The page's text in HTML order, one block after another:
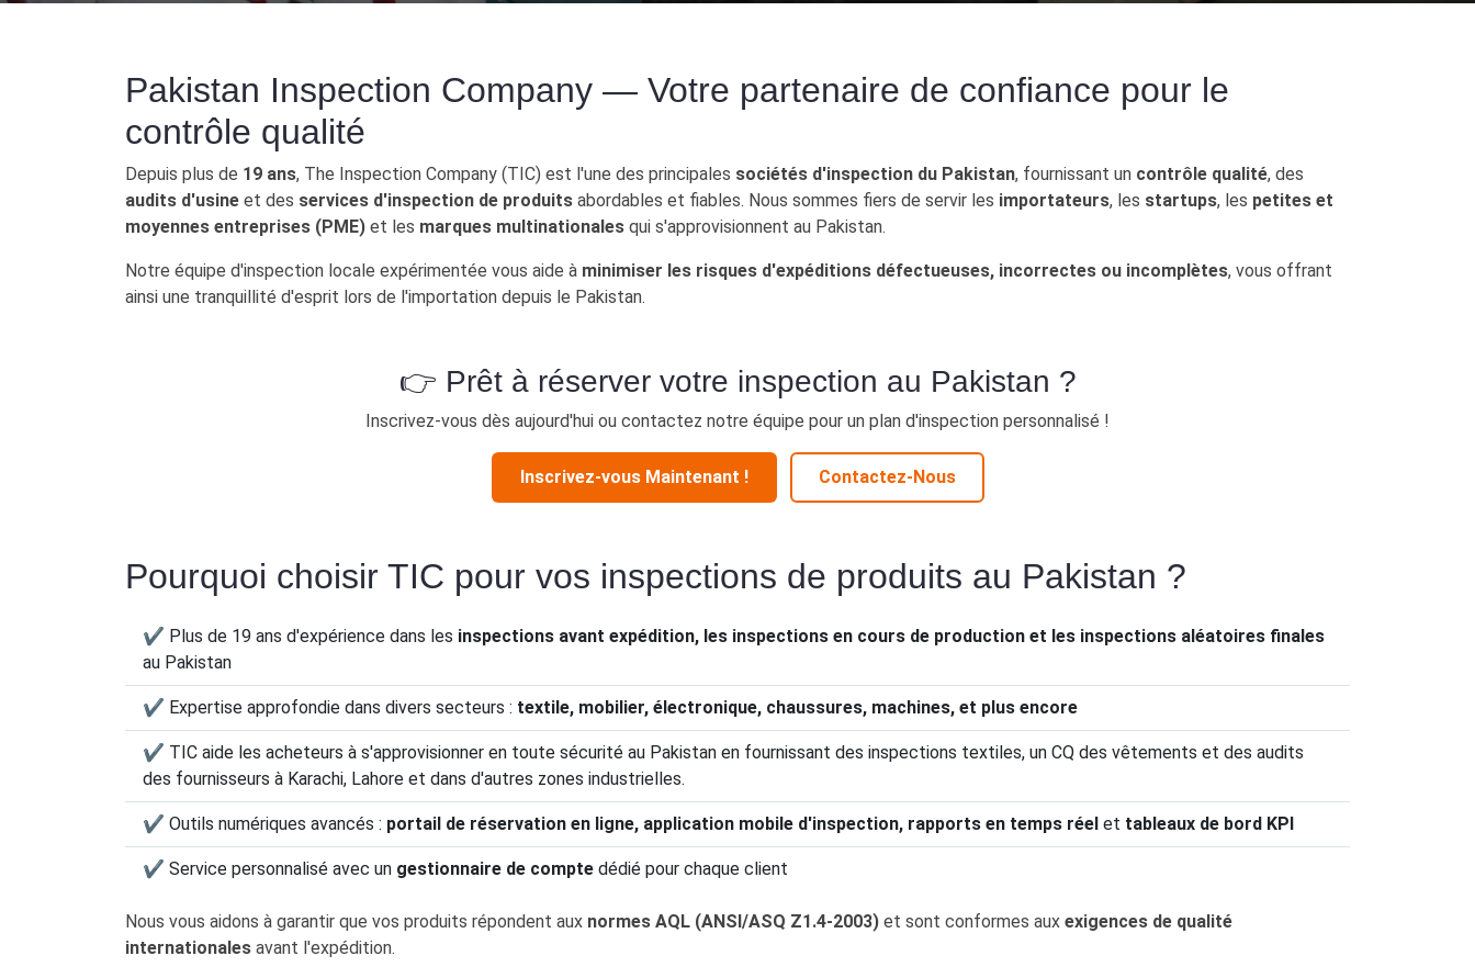
Produits
Pakistan Inspection Company — Votre partenaire de confiance pour le
contrôle qualité
Depuis plus de 19 ans, The Inspection Company (TIC) est l'une des principales sociétés d'inspection du Pakistan, fournissant un contrôle qualité, des
audits d'usine et des services d'inspection de produits abordables et fiables. Nous sommes fiers de servir les importateurs, les startups, les petites et
moyennes entreprises (PME) et les marques multinationales qui s'approvisionnent au Pakistan.
Notre équipe d'inspection locale expérimentée vous aide à minimiser les risques d'expéditions défectueuses, incorrectes ou incomplètes, vous offrant
ainsi une tranquillité d'esprit lors de l'importation depuis le Pakistan.
👉 Prêt à réserver votre inspection au Pakistan ?
Inscrivez-vous dès aujourd'hui ou contactez notre équipe pour un plan d'inspection personnalisé !
Inscrivez-vous Maintenant ! Contactez-Nous
Pourquoi choisir TIC pour vos inspections de produits au Pakistan ?
✔ Plus de 19 ans d'expérience dans les inspections avant expédition, les inspections en cours de production et les inspections aléatoires finales
au Pakistan
✔ Expertise approfondie dans divers secteurs : textile, mobilier, électronique, chaussures, machines, et plus encore
✔ TIC aide les acheteurs à s'approvisionner en toute sécurité au Pakistan en fournissant des inspections textiles, un CQ des vêtements et des audits
des fournisseurs à Karachi, Lahore et dans d'autres zones industrielles.
✔ Outils numériques avancés : portail de réservation en ligne, application mobile d'inspection, rapports en temps réel et tableaux de bord KPI
✔ Service personnalisé avec un gestionnaire de compte dédié pour chaque client
Nous vous aidons à garantir que vos produits répondent aux normes AQL (ANSI/ASQ Z1.4-2003) et sont conformes aux exigences de qualité
internationales avant l'expédition.